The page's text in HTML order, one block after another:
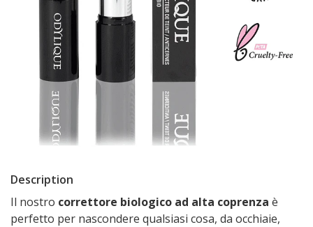
Description
Il nostro correttore biologico ad alta coprenza è
perfetto per nascondere qualsiasi cosa, da occhiaie,